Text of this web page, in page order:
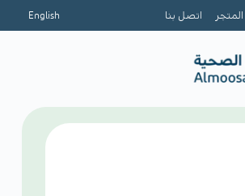
المتجر اتصل بنا English